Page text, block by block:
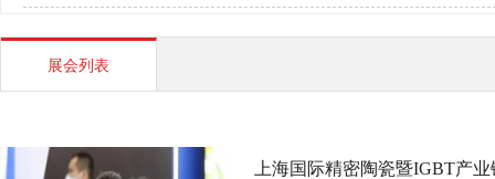
展会列表
上海国际精密陶瓷暨IGBT产